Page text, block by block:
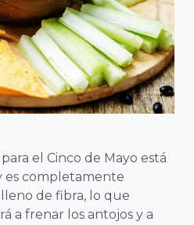
el Cinco de Mayo está
es completamente
de fibra, lo que
a frenar los antojos y a